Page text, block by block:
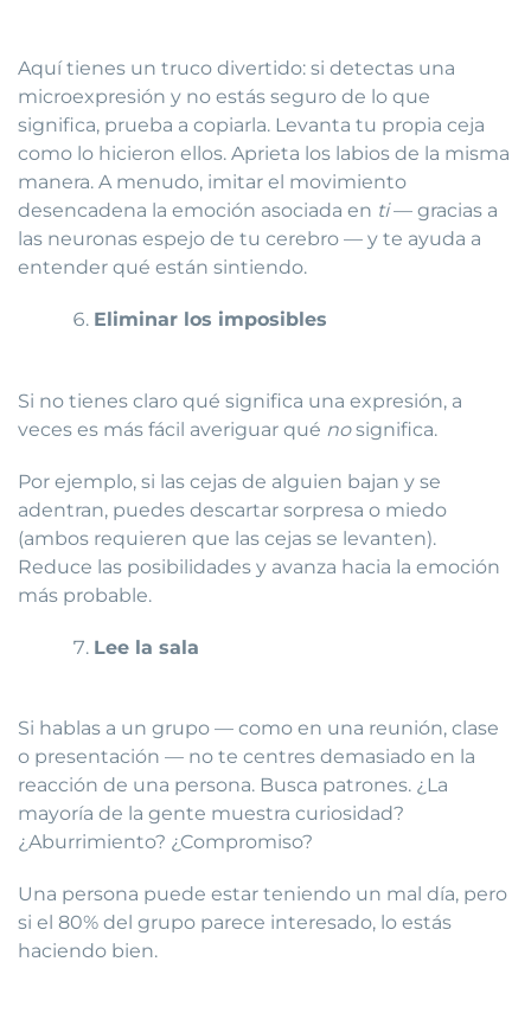
Aquí tienes un truco divertido: si detectas una
microexpresión y no estás seguro de lo que
significa, prueba a copiarla. Levanta tu propia ceja
como lo hicieron ellos. Aprieta los labios de la misma
manera. A menudo, imitar el movimiento
desencadena la emoción asociada en ti— gracias a
las neuronas espejo de tu cerebro — y te ayuda a
entender qué están sintiendo.
Eliminar los imposibles
Si no tienes claro qué significa una expresión, a
veces es más fácil averiguar qué nosignifica.
Por ejemplo, si las cejas de alguien bajan y se
adentran, puedes descartar sorpresa o miedo
(ambos requieren que las cejas se levanten).
Reduce las posibilidades y avanza hacia la emoción
más probable.
Lee la sala
Si hablas a un grupo — como en una reunión, clase
o presentación — no te centres demasiado en la
reacción de una persona. Busca patrones. ¿La
mayoría de la gente muestra curiosidad?
¿Aburrimiento? ¿Compromiso?
Una persona puede estar teniendo un mal día, pero
si el 80% del grupo parece interesado, lo estás
haciendo bien.